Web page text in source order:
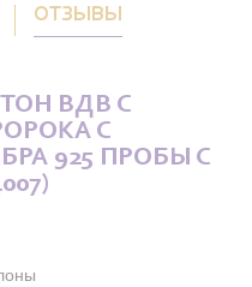
ОТЗЫВЫ
ВДВ С
С
925 ПРОБЫ С